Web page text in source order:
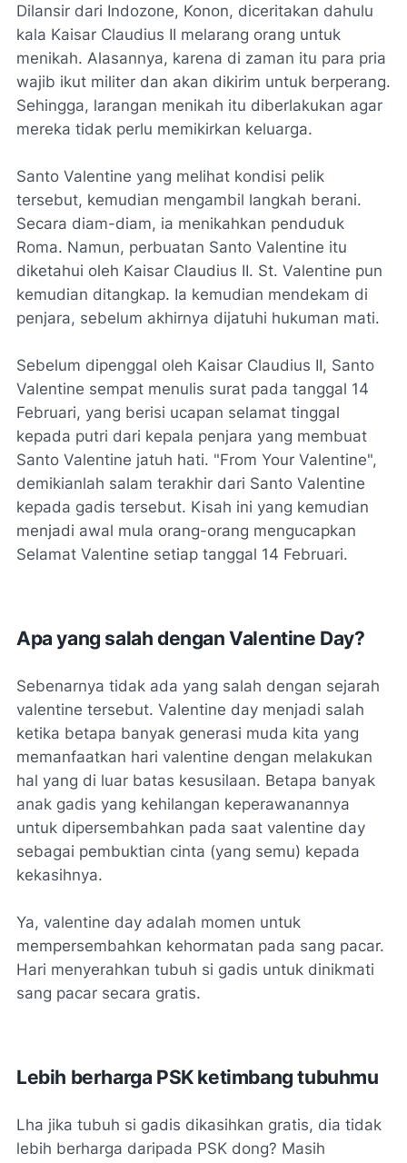
Dilansir dari Indozone, Konon, diceritakan dahulu
kala Kaisar Claudius II melarang orang untuk
menikah. Alasannya, karena di zaman itu para pria
wajib ikut militer dan akan dikirim untuk berperang.
Sehingga, larangan menikah itu diberlakukan agar
mereka tidak perlu memikirkan keluarga.
Santo Valentine yang melihat kondisi pelik
tersebut, kemudian mengambil langkah berani.
Secara diam-diam, ia menikahkan penduduk
Roma. Namun, perbuatan Santo Valentine itu
diketahui oleh Kaisar Claudius II. St. Valentine pun
kemudian ditangkap. Ia kemudian mendekam di
penjara, sebelum akhirnya dijatuhi hukuman mati.
Sebelum dipenggal oleh Kaisar Claudius II, Santo
Valentine sempat menulis surat pada tanggal 14
Februari, yang berisi ucapan selamat tinggal
kepada putri dari kepala penjara yang membuat
Santo Valentine jatuh hati. "From Your Valentine",
demikianlah salam terakhir dari Santo Valentine
kepada gadis tersebut. Kisah ini yang kemudian
menjadi awal mula orang-orang mengucapkan
Selamat Valentine setiap tanggal 14 Februari.
Apa yang salah dengan Valentine Day?
Sebenarnya tidak ada yang salah dengan sejarah
valentine tersebut. Valentine day menjadi salah
ketika betapa banyak generasi muda kita yang
memanfaatkan hari valentine dengan melakukan
hal yang di luar batas kesusilaan. Betapa banyak
anak gadis yang kehilangan keperawanannya
untuk dipersembahkan pada saat valentine day
sebagai pembuktian cinta (yang semu) kepada
kekasihnya.
Ya, valentine day adalah momen untuk
mempersembahkan kehormatan pada sang pacar.
Hari menyerahkan tubuh si gadis untuk dinikmati
sang pacar secara gratis.
Lebih berharga PSK ketimbang tubuhmu
Lha jika tubuh si gadis dikasihkan gratis, dia tidak
lebih berharga daripada PSK dong? Masih